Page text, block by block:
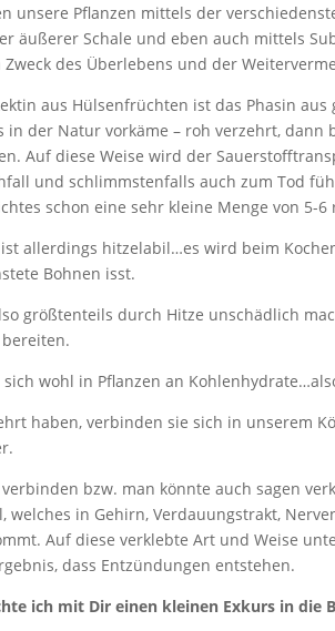
unsere Pflanzen mittels der
äußerer Schale und eben auch mittels
Zweck des Überlebens und der
aus Hülsenfrüchten ist das Phasin
in der Natur vorkäme – roh verzehrt,
Auf diese Weise wird der
und schlimmstenfalls auch zum Tod
schon eine sehr kleine Menge von 5-
ist allerdings hitzelabil…es wird beim
Bohnen isst.
größtenteils durch Hitze unschädlich
wohl in Pflanzen an
haben, verbinden sie sich in unserem
bzw. man könnte auch sagen
welches in Gehirn, Verdauungstrakt,
Auf diese verklebte Art und Weise
dass Entzündungen entstehen.
ich mit Dir einen kleinen Exkurs in die